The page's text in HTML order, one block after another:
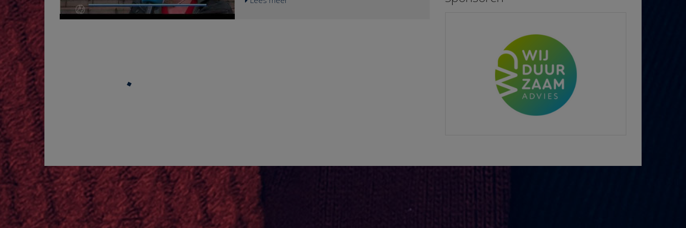
zelfstandigen de hardste klappen tijdens crises opvangen en ervoor zorgen dat de economie snel
weer opveert, lijkt de waarde hiervan niet te worden gezien. Zeker op het moment dat er zich een
is om de mensen met de zwakste schouders de zwaarste lasten te laten dragen met als argument
moet en doet(!) daar dan ook uitspraken over als daarom gevraagd wordt. Denk bijvoorbeeld aan
de spraakmakende Urgenda klimaatzaak uit 2015. Maar hetzelfde geldt voor alle zaken omtrent
vergunningen, bestemmingsplannen, etc. betreffende het milieu of de Deliveroo uitspraak m.b.t.
het arbeidsrecht. Alle bestuurlijke maatregelen horen aan bepaalde criteria te voldoen waaronder
de grondwet die bepaalt dat burgers in gelijke gevallen gelijk behandeld worden. De vraag is dus
niet of zzp’ers en werknemers in alle gevallen gelijk behandeld moeten worden, maar of corona, als
de NOW-regeling, ook als de werknemer werkloos
thuis zat. Als we de zzp’er gelijkstellen aan een
en risico, dan werd bij de zzp’er de factor arbeid
onder voorwaarden, de vaste lasten. Bij een